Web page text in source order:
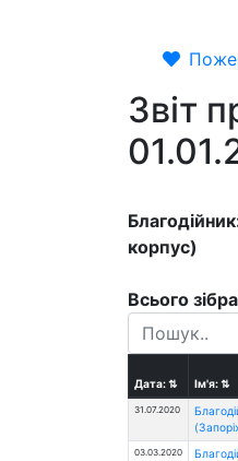
Звіт
корпус)
Всього
Дата:⇅ Ім'я:⇅
31.07.2020
03.03.2020